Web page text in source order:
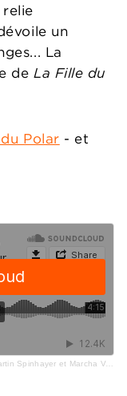
un
La
de La Fille du
Polar - et
et Marcha Van Boven